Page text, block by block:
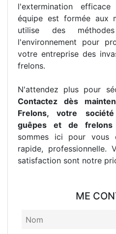
l'extermination
équipe est formée aux
utilise des
l'environnement pour
votre entreprise des
frelons.
N'attendez plus pour
Contactez dès
Frelons, votre
guêpes et de frelons
sommes ici pour vous
rapide, professionnelle.
satisfaction sont notre
ME